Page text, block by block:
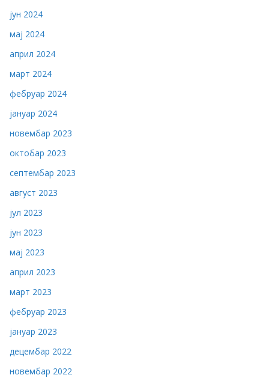
јун 2024
мај 2024
април 2024
март 2024
фебруар 2024
јануар 2024
новембар 2023
октобар 2023
септембар 2023
август 2023
јул 2023
јун 2023
мај 2023
април 2023
март 2023
фебруар 2023
јануар 2023
децембар 2022
новембар 2022